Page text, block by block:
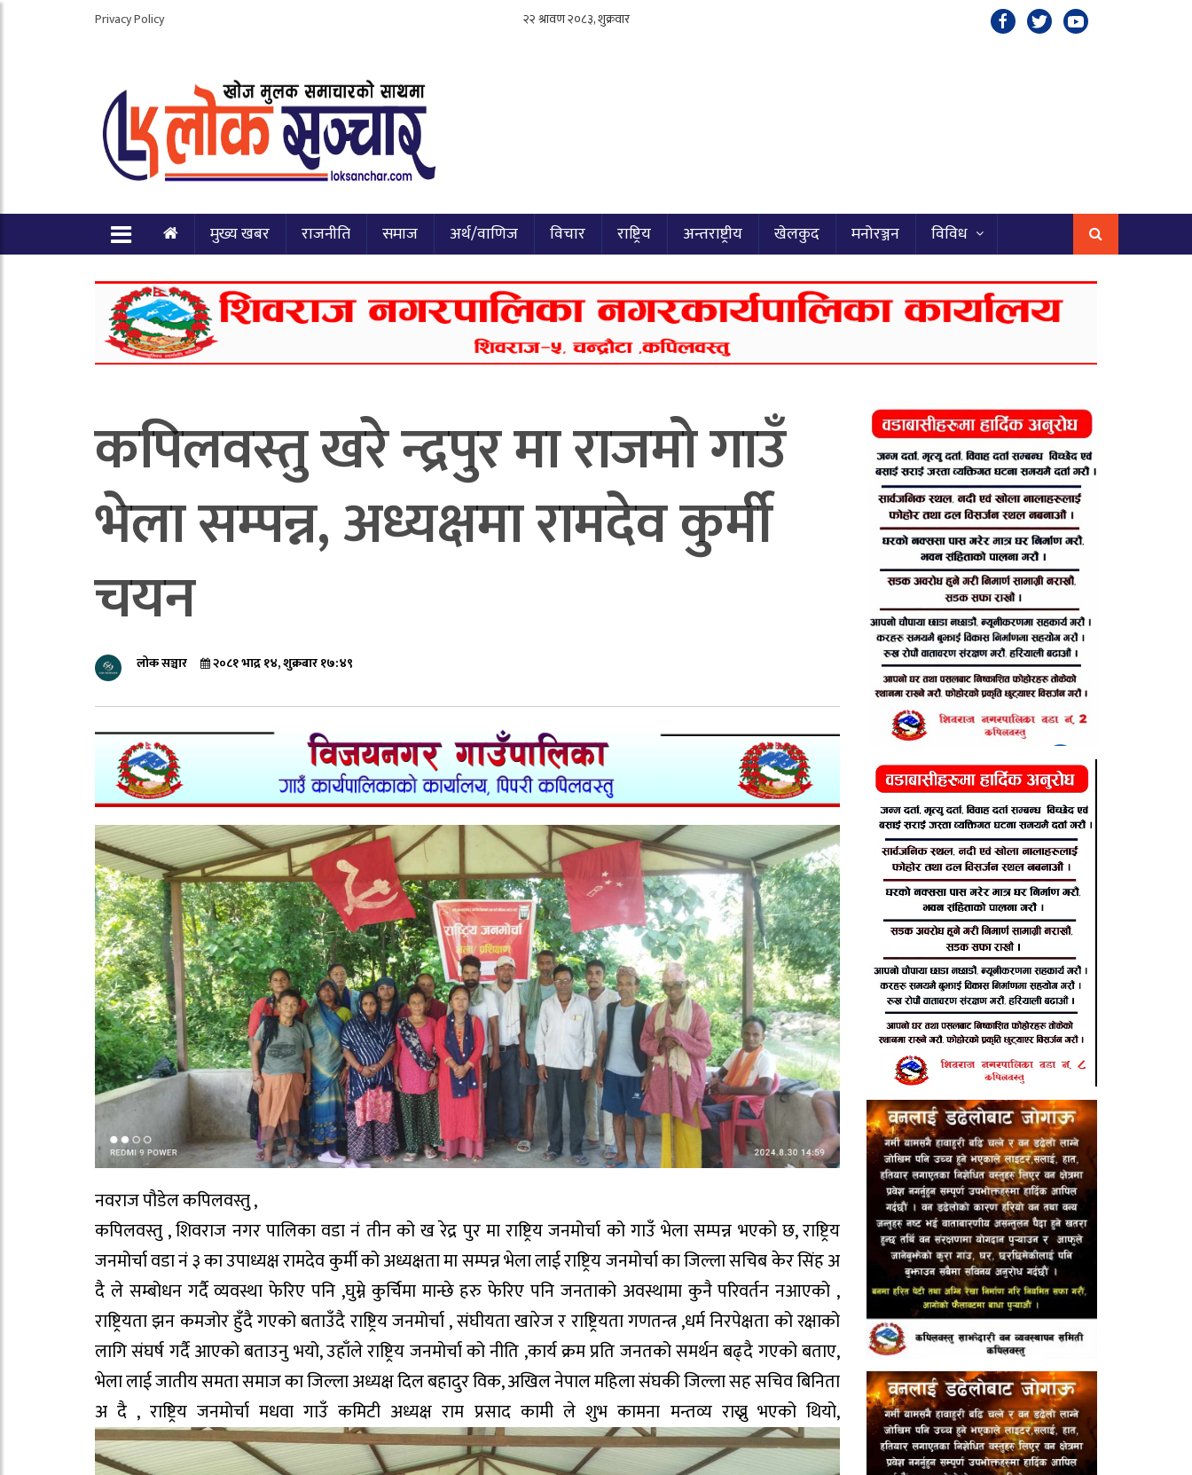
Privacy Policy
मुख्य खबर राजनीति समाज अर्थ/वाणिज विचार राष्ट्रिय अन्तराष्ट्रीय खेलकुद मनोरञ्जन विविध
कपिलवस्तु खरे न्द्रपुर मा राजमो गाउँ
भेला सम्पन्न, अध्यक्षमा रामदेव कुर्मी
चयन
लोक सञ्चार २०८१ भाद्र १४, शुक्रबार १७:४९
नवराज पौडेल कपिलवस्तु ,
कपिलवस्तु , शिवराज नगर पालिका वडा नं तीन को ख रेद्र पुर मा राष्ट्रिय जनमोर्चा को गाउँ भेला सम्पन्न भएको छ, राष्ट्रिय
जनमोर्चा वडा नं ३ का उपाध्यक्ष रामदेव कुर्मी को अध्यक्षता मा सम्पन्न भेला लाई राष्ट्रिय जनमोर्चा का जिल्ला सचिब केर सिंह अ
दै ले सम्बोधन गर्दै व्यवस्था फेरिए पनि ,घुम्ने कुर्चिमा मान्छे हरु फेरिए पनि जनताको अवस्थामा कुनै परिवर्तन नआएको ,
राष्ट्रियता झन कमजोर हुँदै गएको बताउँदै राष्ट्रिय जनमोर्चा , संघीयता खारेज र राष्ट्रियता गणतन्त्र ,धर्म निरपेक्षता को रक्षाको
लागि संघर्ष गर्दै आएको बताउनु भयो, उहाँले राष्ट्रिय जनमोर्चा को नीति ,कार्य क्रम प्रति जनतको समर्थन बढ्दै गएको बताए,
भेला लाई जातीय समता समाज का जिल्ला अध्यक्ष दिल बहादुर विक, अखिल नेपाल महिला संघकी जिल्ला सह सचिव बिनिता
अ दै , राष्ट्रिय जनमोर्चा मधवा गाउँ कमिटी अध्यक्ष राम प्रसाद कामी ले शुभ कामना मन्तव्य राख्नु भएको थियो,